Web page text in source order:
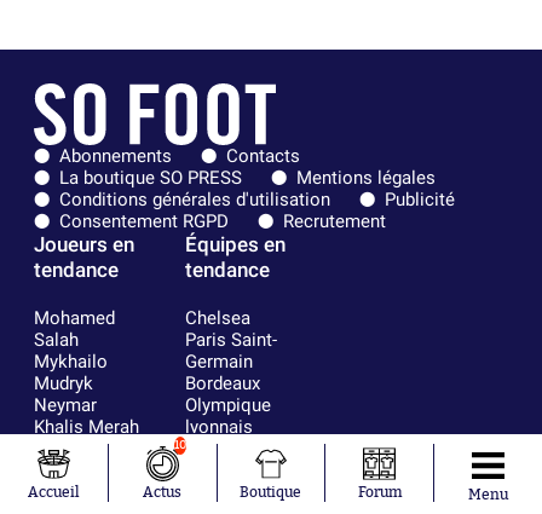
Abonnements
Contacts
La boutique SO PRESS
Mentions légales
Conditions générales d'utilisation
Publicité
Consentement RGPD
Recrutement
Joueurs en
tendance
Mohamed
Salah
Mykhailo
Mudryk
Neymar
Khalis Merah
Loïs Openda
Moussa
Niakhaté
Équipes en
tendance
Chelsea
Paris Saint-
Germain
Bordeaux
Olympique
lyonnais
FIFA
Real Madrid
RC Strasbourg
Accueil
10
Actus Boutique Forum Menu